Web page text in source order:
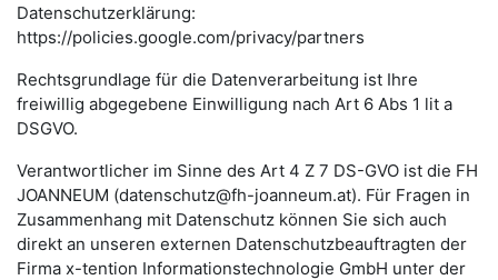
Datenschutzerklärung:
https://policies.google.com/privacy/partners
Rechtsgrundlage für die Datenverarbeitung ist Ihre
freiwillig abgegebene Einwilligung nach Art 6 Abs 1 lit a
DSGVO.
Verantwortlicher im Sinne des Art 4 Z 7 DS-GVO ist die FH
JOANNEUM (datenschutz@fh-joanneum.at). Für Fragen in
Zusammenhang mit Datenschutz können Sie sich auch
direkt an unseren externen Datenschutzbeauftragten der
Firma x-tention Informationstechnologie GmbH unter der